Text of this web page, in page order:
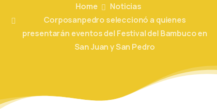
Home
Noticias
Corposanpedro seleccionó a quienes
presentarán eventos del Festival del Bambuco en
San Juan y San Pedro